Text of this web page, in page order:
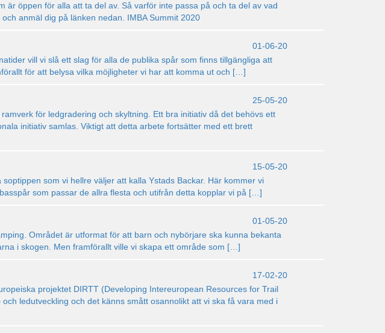
är öppen för alla att ta del av. Så varför inte passa på och ta del av vad
anmäl dig på länken nedan. IMBA Summit 2020
01-06-20
vill vi slå ett slag för alla de publika spår som finns tillgängliga att
för att belysa vilka möjligheter vi har att komma ut och […]
25-05-20
för ledgradering och skyltning. Ett bra initiativ då det behövs ett
initiativ samlas. Viktigt att detta arbete fortsätter med ett brett
15-05-20
som vi hellre väljer att kalla Ystads Backar. Här kommer vi
som passar de allra flesta och utifrån detta kopplar vi på […]
01-05-20
Området är utformat för att barn och nybörjare ska kunna bekanta
i skogen. Men framförallt ville vi skapa ett område som […]
17-02-20
projektet DIRTT (Developing Intereuropean Resources for Trail
ledutveckling och det känns smått osannolikt att vi ska få vara med i